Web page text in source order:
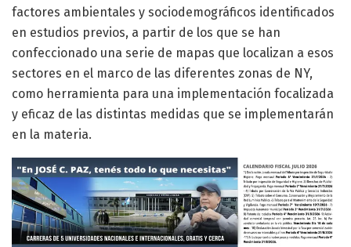
factores ambientales y sociodemográficos identificados
en estudios previos, a partir de los que se han
confeccionado una serie de mapas que localizan a esos
sectores en el marco de las diferentes zonas de NY,
como herramienta para una implementación focalizada
y eficaz de las distintas medidas que se implementarán
en la materia.